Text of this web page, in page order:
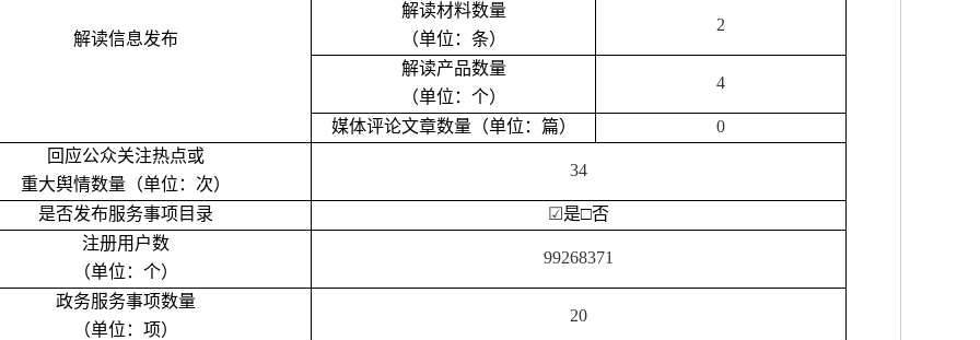
解读信息发布
解读材料数量
（单位：条）
2
解读产品数量
（单位：个）
4
媒体评论文章数量（单位：篇）
0
回应公众关注热点或
重大舆情数量（单位：次）
34
是否发布服务事项目录 ☑是□否
注册用户数
（单位：个）
99268371
政务服务事项数量
（单位：项）
20